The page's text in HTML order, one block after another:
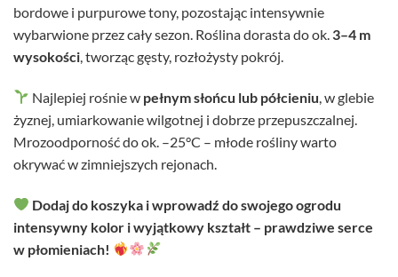
bordowe i purpurowe tony, pozostając intensywnie
wybarwione przez cały sezon. Roślina dorasta do ok. 3–4 m
wysokości, tworząc gęsty, rozłożysty pokrój.
Najlepiej rośnie w pełnym słońcu lub półcieniu, w glebie
żyznej, umiarkowanie wilgotnej i dobrze przepuszczalnej.
Mrozoodporność do ok. –25°C – młode rośliny warto
okrywać w zimniejszych rejonach.
Dodaj do koszyka i wprowadź do swojego ogrodu
intensywny kolor i wyjątkowy kształt – prawdziwe serce
w płomieniach!